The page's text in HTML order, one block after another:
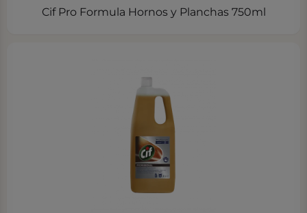
Cif Pro Formula Hornos y Planchas 750ml